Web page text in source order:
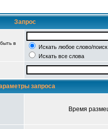
Запрос
в
Искать любое слово/
Искать все слова
запроса
Время